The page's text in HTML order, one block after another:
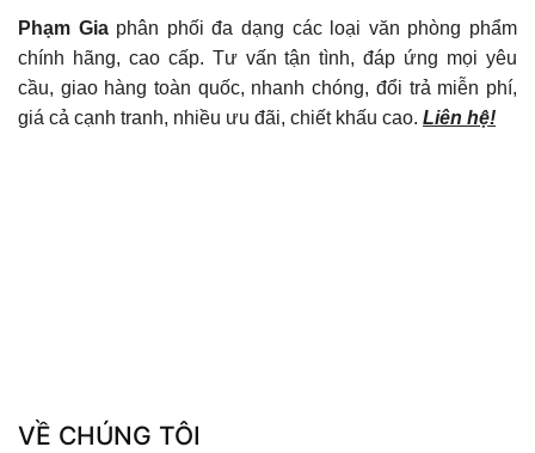
Phạm Giaphân phối đa dạng các loại văn phòng phẩm
chính hãng, cao cấp. Tư vấn tận tình, đáp ứng mọi yêu
cầu, giao hàng toàn quốc, nhanh chóng, đổi trả miễn phí,
giá cả cạnh tranh, nhiều ưu đãi, chiết khấu cao. Liên hệ!
VỀ CHÚNG TÔI